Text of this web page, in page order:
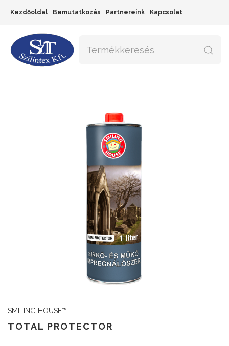
Kezdőoldal Bemutatkozás Partnereink Kapcsolat
SMILING HOUSE™
TOTAL PROTECTOR